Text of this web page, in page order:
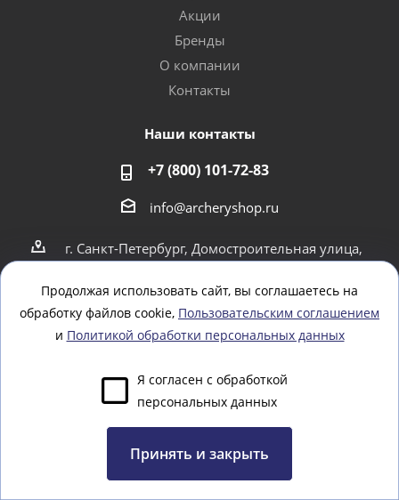
Акции
Бренды
О компании
Контакты
Наши контакты
+7 (800) 101-72-83
info@archeryshop.ru
г. Санкт-Петербург, Домостроительная улица,
г. Санкт-Петербург Пионерская 21
Оставайтесь на связи
Продолжая использовать сайт, вы соглашаетесь на
обработку файлов cookie, Пользовательским соглашением
и Политикой обработки персональных данных
Я согласен с обработкой
персональных данных
Принять и закрыть